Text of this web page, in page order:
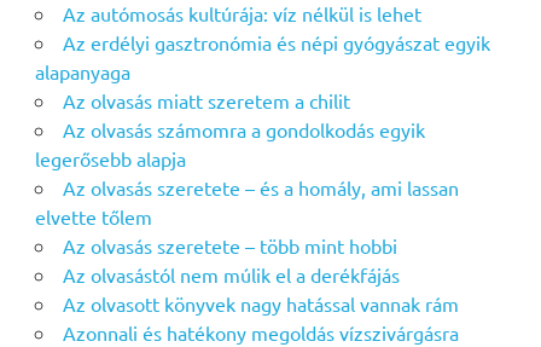
Az autómosás kultúrája: víz nélkül is lehet
Az erdélyi gasztronómia és népi gyógyászat egyik
alapanyaga
Az olvasás miatt szeretem a chilit
Az olvasás számomra a gondolkodás egyik
legerősebb alapja
Az olvasás szeretete – és a homály, ami lassan
elvette tőlem
Az olvasás szeretete – több mint hobbi
Az olvasástól nem múlik el a derékfájás
Az olvasott könyvek nagy hatással vannak rám
Azonnali és hatékony megoldás vízszivárgásra